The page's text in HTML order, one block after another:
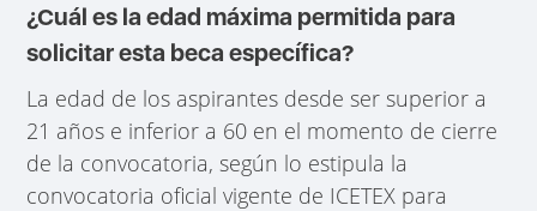
¿Cuál es la edad máxima permitida para
solicitar esta beca específica?
La edad de los aspirantes desde ser superior a
21 años e inferior a 60 en el momento de cierre
de la convocatoria, según lo estipula la
convocatoria oficial vigente de ICETEX para